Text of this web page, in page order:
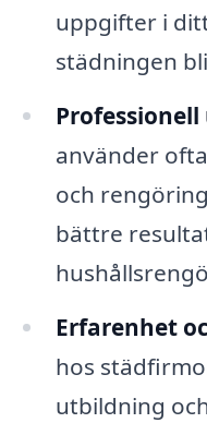
uppgifter i
städningen
använder
och
bättre
Erfarenhet
hos
utbildning